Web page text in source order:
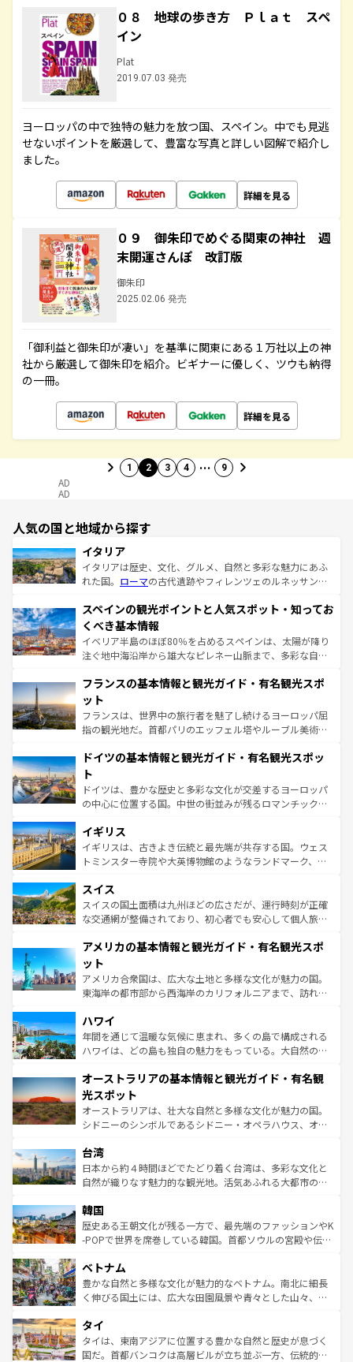
０８ 地球の歩き方 Ｐｌａｔ スペ
イン
Plat
2019.07.03 発売
ヨーロッパの中で独特の魅力を放つ国、スペイン。中でも見逃
せないポイントを厳選して、豊富な写真と詳しい図解で紹介し
ました。
詳細を見る
０９ 御朱印でめぐる関東の神社 週
末開運さんぽ 改訂版
御朱印
2025.02.06 発売
「御利益と御朱印が凄い」を基準に関東にある１万社以上の神
社から厳選して御朱印を紹介。ビギナーに優しく、ツウも納得
の一冊。
詳細を見る
1 2 3 4 … 9
AD
AD
人気の国と地域から探す
イタリア
イタリアは歴史、文化、グルメ、自然と多彩な魅力にあふ
れた国。 ローマの古代遺跡やフィレンツェのルネッサンス
ろん、トスカーナの美しい田園風景やアマルフィ海岸の絶
景など、自然景観も見逃せない。観光の合間には、本場の
ピザやパスタなど、絶品のイタリア料理を堪能することも
できる。朝目覚めてから夜眠るまで、すべての瞬間を楽し
なお、新着のイタリア情報はコンテンツ一覧を参照してほ
しい。
スペインの観光ポイントと人気スポット・知ってお
くべき基本情報
イベリア半島のほぼ80％を占めるスペインは、太陽が降り
注ぐ地中海沿岸から雄大なピレネー山脈まで、多彩な自然
文化が根付くこの国では、情熱的なフラメンコ、熱気あふ
れる闘牛、そして美味しいタパスが生活の一部となってい
る。首都マドリードの洗練された雰囲気や、バルセロナの
アートに溢れた街角から、地方では古代ローマ遺跡や中世
せる。地方によって風土や気候が異なるスペインはその個
ンテンツ一覧 を参照してほしい。
フランスの基本情報と観光ガイド・有名観光スポ
ット
フランスは、世界中の旅行者を魅了し続けるヨーロッパ屈
指の観光地だ。首都パリのエッフェル塔やルーブル美術館
で、幅広い魅力が詰まっている。華麗な宮殿、歴史的な大
聖堂、美しいビーチ、そして豊かな自然が、訪れる者を心
から魅了する。また、フランスは美食の国としても知ら
れ、フランス料理はユネスコ無形文化遺産にも登録されて
香り高いラベンダー畑など、多彩な楽しみ方が可能だ。さ
らに、パリ以外の地域にも魅力が溢れており、どの街角に
も豊かな歴史と文化が息づいている。パリ以外の個性あふ
を参照してほしい。
ドイツの基本情報と観光ガイド・有名観光スポッ
ト
ドイツは、豊かな歴史と多彩な文化が交差するヨーロッパ
の中心に位置する国。中世の街並みが残るロマンチック街
顔を持つこの国は、どこを歩いても飽きることがない。ベ
ルリンの文化的活気、バイエルン州のアルプスの絶景、そ
してライン川沿いのワイン畑といった風景は必見。ビール
は、お酒好きな人にはぜひ体験してほしい。 なお、新着の
ドイツ情報はコンテンツ一覧を参照してほしい。
イギリス
イギリスは、古きよき伝統と最先端が共存する国。ウェス
トミンスター寺院や大英博物館のようなランドマーク、歴
リアごとに異なる魅力がある。また、優雅なアフタヌーン
ティー、ビール好きにはたまらない英国パブ、サッカー観
戦など、本場だからこそできる体験も豊富。イギリスを旅
ンツ一覧を参照してほしい。
スイス
スイスの国土面積は九州ほどの広さだが、運行時刻が正確
な交通網が整備されており、初心者でも安心して個人旅行
の建物がそのまま残る町や、スイスならではのユニークな
博物館もあり、アルプス観光だけでなく町歩きも満喫する
ことができる。国民の所得が高いため物価も高いが、旅行
者向けの交通パス提供のサービスもあり、うまく活用すれ
着のスイス情報は
アメリカの基本情報と観光ガイド・有名観光スポ
ット
アメリカ合衆国は、広大な土地と多様な文化が魅力の国。
東海岸の都市部から西海岸のカリフォルニアまで、訪れる
のような巨大都市は、観光、ショッピング、エンターテイ
ンメントが詰まった刺激的なスポットだ。一方、アメリカ
西部には大自然が広がり、グランドキャニオンやイエロー
部のニューオーリンズでは、音楽と美食が融合した独特の
文化が魅力。旅行者はアメリカの各地域で異なる魅力を楽
しみながら、その多様性と豊かな歴史を感じることができ
るだろう。車でのロードトリップや列車の旅も、アメリカ
情報は
ハワイ
年間を通じて温暖な気候に恵まれ、多くの島で構成される
ハワイは、どの島も独自の魅力をもっている。大自然の神
ワイ島は見逃せない。また、定番の観光地といえばオアフ
島だが、静かな自然を求めるならマウイ島やカウアイ島が
おすすめ。エメラルドグリーンに輝く海をはじめ、豊かな
文化や歴史が息づいている。「アロハスピリット」と呼ば
人々、おいしいローカルフードやハワイアンミュージッ
ク、伝統的なフラダンスなど、すべてがハワイの魅力を彩
っている。訪れるたびに新しい発見と感動が待っているハ
はコンテンツ一覧
オーストラリアの基本情報と観光ガイド・有名観
光スポット
オーストラリアは、壮大な自然と多様な文化が魅力の国。
シドニーのシンボルであるシドニー・オペラハウス、オー
リアリーフや大陸中央部にそびえるウルル（エアーズロッ
ク）、タスマニアの美しい原生林やケアンズの熱帯雨林な
ど、見どころがたくさん。また、カフェやワイン、オージ
いる。アクティビティも充実しており、サーフィンやダイ
ビング、ハイキングなど、アウトドア好きにはたまらな
い。オーストラリアの多彩な魅力を存分に味わいつくそ
参照してほしい。
台湾
日本から約４時間ほどでたどり着く台湾は、多彩な文化と
自然が織りなす魅力的な観光地。活気あふれる大都市の台
ン）、静ひつな山岳地帯である台湾東部など、都市の喧騒
と山間の静けさが共存しており、訪れる人に新しい発見と
驚きをもたらしてくれる。また、奥深い台湾の食文化も魅
容にもいいと評判のスイーツなど、バラエティ豊かな料理
が味わえる。 なお、新着の台湾情報は コンテンツ一覧を参
照してほしい。
韓国
歴史ある王朝文化が残る一方で、最先端のファッションやK
-POPで世界を席巻している韓国。首都ソウルの宮殿や伝統
き、地方に足を延ばせば四季折々の自然美を楽しむことが
できる。そして、キムチや焼肉、絶品のストリートフード
まで、さまざまな韓国料理が待っている。夜には、韓国な
リティに包まれながら、韓国の多彩な魅力を心ゆくまで味
わってみてほしい。 なお、新着の韓国情報はコンテンツ一
覧を参照してほしい。
ベトナム
豊かな自然と多様な文化が魅力的なベトナム。南北に細長
く伸びる国土には、広大な田園風景や青々とした山々、世
急速な発展と共に伝統が息づく。ハノイの古い町並みやホ
ーチミン市のフランス統治時代の建物も、独特の雰囲気を
醸し出している。また、バラエティの豊かさとおいしさで
タイ
タイは、東南アジアに位置する豊かな自然と歴史が息づく
国だ。首都バンコクは高層ビルが立ち並ぶ一方、伝統的な